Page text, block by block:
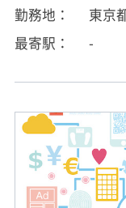
勤務地
東京
最寄駅
-